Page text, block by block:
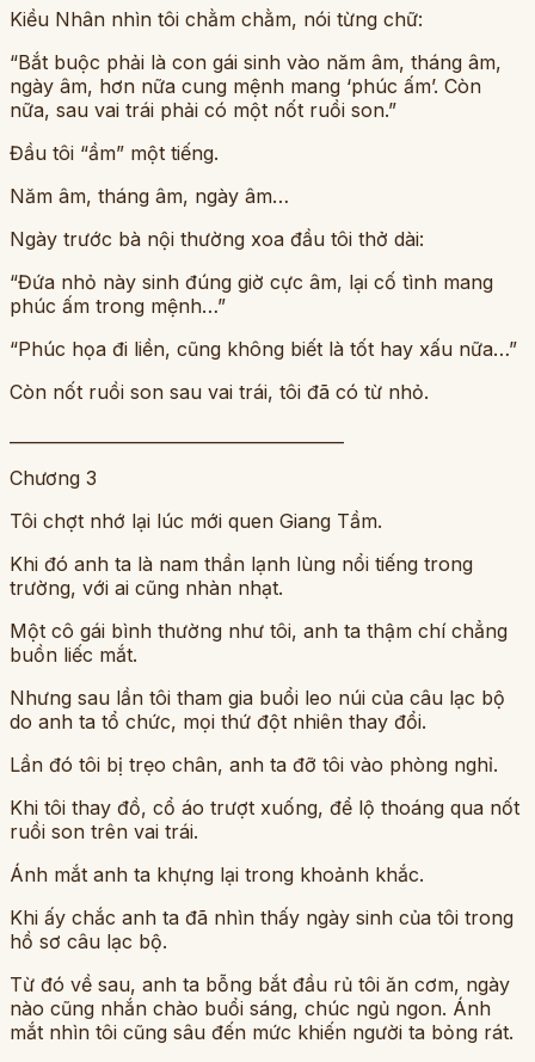
Kiều Nhân nhìn tôi chằm chằm, nói từng chữ:
“Bắt buộc phải là con gái sinh vào năm âm, tháng âm,
ngày âm, hơn nữa cung mệnh mang ‘phúc ấm’. Còn
nữa, sau vai trái phải có một nốt ruồi son.”
Đầu tôi “ầm” một tiếng.
Năm âm, tháng âm, ngày âm…
Ngày trước bà nội thường xoa đầu tôi thở dài:
“Đứa nhỏ này sinh đúng giờ cực âm, lại cố tình mang
phúc ấm trong mệnh…”
“Phúc họa đi liền, cũng không biết là tốt hay xấu nữa…”
Còn nốt ruồi son sau vai trái, tôi đã có từ nhỏ.
Chương 3
Tôi chợt nhớ lại lúc mới quen Giang Tầm.
Khi đó anh ta là nam thần lạnh lùng nổi tiếng trong
trường, với ai cũng nhàn nhạt.
Một cô gái bình thường như tôi, anh ta thậm chí chẳng
buồn liếc mắt.
Nhưng sau lần tôi tham gia buổi leo núi của câu lạc bộ
do anh ta tổ chức, mọi thứ đột nhiên thay đổi.
Lần đó tôi bị trẹo chân, anh ta đỡ tôi vào phòng nghỉ.
Khi tôi thay đồ, cổ áo trượt xuống, để lộ thoáng qua nốt
ruồi son trên vai trái.
Ánh mắt anh ta khựng lại trong khoảnh khắc.
Khi ấy chắc anh ta đã nhìn thấy ngày sinh của tôi trong
hồ sơ câu lạc bộ.
Từ đó về sau, anh ta bỗng bắt đầu rủ tôi ăn cơm, ngày
nào cũng nhắn chào buổi sáng, chúc ngủ ngon. Ánh
mắt nhìn tôi cũng sâu đến mức khiến người ta bỏng rát.